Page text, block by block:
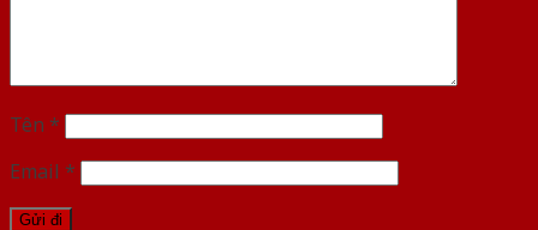
Tên *
Email *